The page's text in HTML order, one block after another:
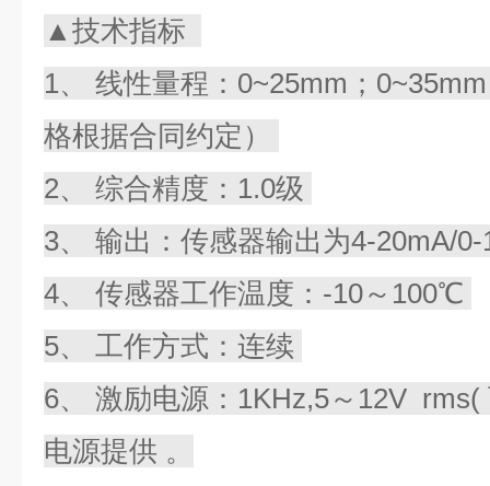
▲技术指标
1、 线性量程：0~25mm；
格根据合同约定）
2、 综合精度：1.0级
3、 输出：传感器输出为4-20mA/
4、 传感器工作温度：-10～100℃
5、 工作方式：连续
6、 激励电源：1KHz,5～12V
电源提供 。